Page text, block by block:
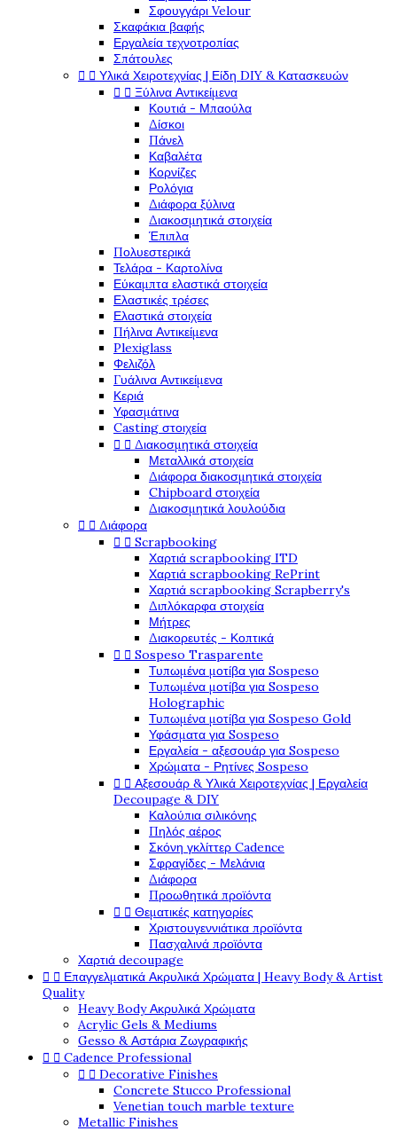
Σφουγγάρι Velour
Σκαφάκια βαφής
Εργαλεία τεχνοτροπίας
Σπάτουλες
  Υλικά Χειροτεχνίας | Είδη DIY & Κατασκευών
  Ξύλινα Αντικείμενα
Κουτιά - Μπαούλα
Δίσκοι
Πάνελ
Καβαλέτα
Κορνίζες
Ρολόγια
Διάφορα ξύλινα
Διακοσμητικά στοιχεία
Έπιπλα
Πολυεστερικά
Τελάρα - Καρτολίνα
Εύκαμπτα ελαστικά στοιχεία
Ελαστικές τρέσες
Ελαστικά στοιχεία
Πήλινα Αντικείμενα
Plexiglass
Φελιζόλ
Γυάλινα Αντικείμενα
Κεριά
Υφασμάτινα
Casting στοιχεία
  Διακοσμητικά στοιχεία
Μεταλλικά στοιχεία
Διάφορα διακοσμητικά στοιχεία
Chipboard στοιχεία
Διακοσμητικά λουλούδια
  Διάφορα
  Scrapbooking
Χαρτιά scrapbooking ITD
Χαρτιά scrapbooking RePrint
Χαρτιά scrapbooking Scrapberry's
Διπλόκαρφα στοιχεία
Μήτρες
Διακορευτές - Κοπτικά
  Sospeso Trasparente
Τυπωμένα μοτίβα για Sospeso
Τυπωμένα μοτίβα για Sospeso
Holographic
Τυπωμένα μοτίβα για Sospeso Gold
Υφάσματα για Sospeso
Εργαλεία - αξεσουάρ για Sospeso
Χρώματα - Ρητίνες Sospeso
  Αξεσουάρ & Υλικά Χειροτεχνίας | Εργαλεία
Decoupage & DIY
Καλούπια σιλικόνης
Πηλός αέρος
Σκόνη γκλίττερ Cadence
Σφραγίδες - Μελάνια
Διάφορα
Προωθητικά προϊόντα
  Θεματικές κατηγορίες
Χριστουγεννιάτικα προϊόντα
Πασχαλινά προϊόντα
Χαρτιά decoupage
  Επαγγελματικά Ακρυλικά Χρώματα | Heavy Body & Artist
Quality
Heavy Body Ακρυλικά Χρώματα
Acrylic Gels & Mediums
Gesso & Αστάρια Ζωγραφικής
  Cadence Professional
  Decorative Finishes
Concrete Stucco Professional
Venetian touch marble texture
Metallic Finishes